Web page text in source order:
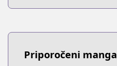
Priporočeni manga